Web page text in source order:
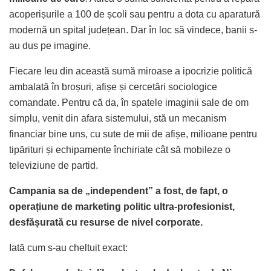
acoperișurile a 100 de școli sau pentru a dota cu aparatură
modernă un spital județean. Dar în loc să vindece, banii s-
au dus pe imagine.
Fiecare leu din această sumă miroase a ipocrizie politică
ambalată în broșuri, afișe și cercetări sociologice
comandate. Pentru că da, în spatele imaginii sale de om
simplu, venit din afara sistemului, stă un mecanism
financiar bine uns, cu sute de mii de afișe, milioane pentru
tipărituri și echipamente închiriate cât să mobileze o
televiziune de partid.
Campania sa de „independent” a fost, de fapt, o
operațiune de marketing politic ultra-profesionist,
desfășurată cu resurse de nivel corporate.
Iată cum s-au cheltuit exact: